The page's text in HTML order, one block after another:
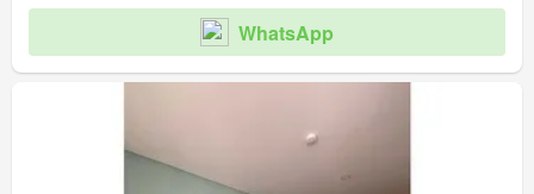
WhatsApp